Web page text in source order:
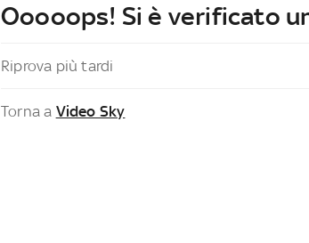
Ooooops! Si è verificato
Riprova più tardi
Torna a Video Sky